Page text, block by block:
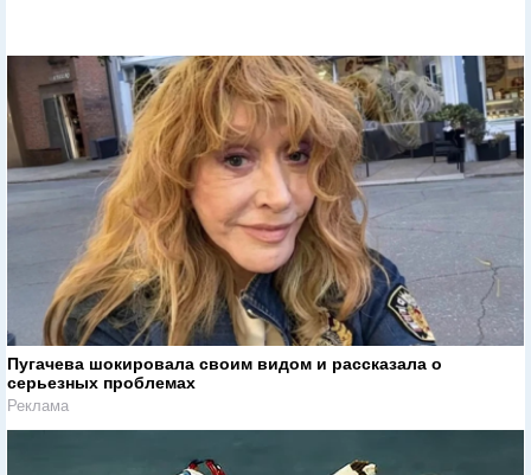
Пугачева шокировала своим видом и рассказала о
серьезных проблемах
Реклама